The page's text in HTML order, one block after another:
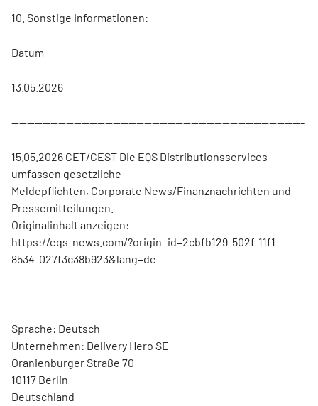
10. Sonstige Informationen:
Datum
13.05.2026
---------------------------------------------------------------------------
15.05.2026 CET/CEST Die EQS Distributionsservices
umfassen gesetzliche
Meldepflichten, Corporate News/Finanznachrichten und
Pressemitteilungen.
Originalinhalt anzeigen:
https://eqs-news.com/?origin_id=2cbfb129-502f-11f1-
8534-027f3c38b923&lang=de
---------------------------------------------------------------------------
Sprache: Deutsch
Unternehmen: Delivery Hero SE
Oranienburger Straße 70
10117 Berlin
Deutschland